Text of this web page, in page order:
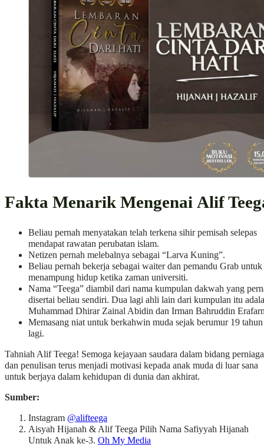
Fakta Menarik Mengenai Alif
Beliau pernah menyatakan telah terkena sihir pemisah selepas
mendapat rawatan perubatan islam.
Netizen pernah melebalnya sebagai “Larva Kuning”.
Beliau pernah bekerja sebagai waiter dan pemandu Grab untuk
menampung hidup ketika zaman universiti.
Nama “Teega” diambil dari nama kumpulan dakwah yang
disertai beliau sendiri. Dua lagi ahli lain dari kumpulan itu
Muhammad Dhirar Zainal Abidin dan Irman Bahruddin
Memasang niat untuk berkahwin muda sejak berumur 19 tahun
lagi.
Tahniah Alif Teega! Semoga kejayaan saudara dalam bidang
dan penulisan terus menjadi motivasi kepada anak muda di luar sana
untuk berjaya dalam kehidupan di dunia dan akhirat.
Sumber:
Instagram @alifteega
Aisyah Hijanah & Alif Teega Pilih Nama Safiyyah Hijanah
Untuk Anak ke-3. Oh My Media